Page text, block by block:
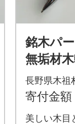
銘木パ
無垢材
ンシル
長野県木祖
寄付金額
美しい木目